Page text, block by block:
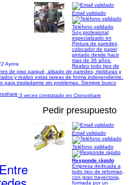
Ayora
Email validado
Teléfono validado
Soy profesional
especializado en
Pintura de paredes,
colocador de papel
pintado desde hace
mas de 36 años.
Realizo todo tipo de
de piso parqué, alisado de paredes, molduras y
y realizo estas tareas de forma independiente.
para trasladarme sin problemas. Siempre busco
3 veces contratado en Cronoshare
Pedir presupuesto
Email validado
Teléfono validado
Responde rápido
Empresa dedicada a
todo tipo de reformas,
con gran trayectoria,
formada por un